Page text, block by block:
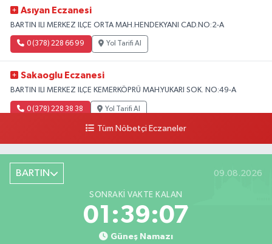
Asıyan Eczanesi
BARTIN ILI MERKEZ ILÇE ORTA MAH.HENDEKYANI CAD.NO:2-A
0 (378) 228 66 99 Yol Tarifi Al
Sakaoglu Eczanesi
BARTIN ILI MERKEZ ILÇE KEMERKÖPRÜ MAH.YUKARI SOK. NO:49-A
0 (378) 228 38 38 Yol Tarifi Al
Tüm Nöbetçi Eczaneler
BARTIN 09.08.2026
SONRAKI VAKTE KALAN
01:39:06
Güneş Namazı